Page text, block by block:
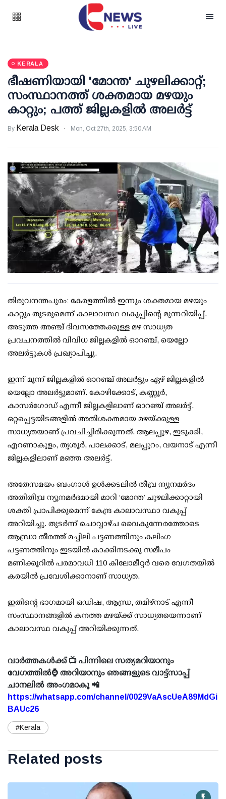
KERALA
ഭീഷണിയായി 'മോന്ത' ചുഴലിക്കാറ്റ്;
സംസ്ഥാനത്ത് ശക്തമായ മഴയും
കാറ്റും; പത്ത് ജില്ലകളിൽ അലര്‍ട്ട്
By Kerala Desk Mon, Oct 27th, 2025, 3:50 AM
തിരുവനന്തപുരം: കേരളത്തിൽ ഇന്നും ശക്തമായ മഴയും
കാറ്റും തുടരുമെന്ന് കാലാവസ്ഥ വകുപ്പിന്റെ മുന്നറിയിപ്പ്.
അടുത്ത അഞ്ച് ദിവസത്തേക്കുള്ള മഴ സാധ്യത
പ്രവചനത്തിൽ വിവിധ ജില്ലകളിൽ ഓറഞ്ച്, യെല്ലോ
അലർട്ടുകൾ പ്രഖ്യാപിച്ചു.
ഇന്ന് മൂന്ന് ജില്ലകളിൽ ഓറഞ്ച് അലർട്ടും ഏഴ് ജില്ലകളിൽ
യെല്ലോ അലർട്ടുമാണ്. കോഴിക്കോട്, കണ്ണൂർ,
കാസർഗോഡ് എന്നീ ജില്ലകളിലാണ് ഓറഞ്ച് അലർട്ട്.
ഒറ്റപ്പെട്ടയിടങ്ങളിൽ അതിശക്തമായ മഴയ്ക്കുള്ള
സാധ്യതയാണ് പ്രവചിച്ചിരിക്കുന്നത്. ആലപ്പുഴ, ഇടുക്കി,
എറണാകുളം, തൃശൂർ, പാലക്കാട്, മലപ്പുറം, വയനാട് എന്നീ
ജില്ലകളിലാണ് മഞ്ഞ അലർട്ട്.
അതേസമയം ബംഗാൾ ഉൾക്കടലിൽ തീവ്ര ന്യൂനമർദം
അതിതീവ്ര ന്യൂനമർദമായി മാറി ‘മോന്ത’ ചുഴലിക്കാറ്റായി
ശക്തി പ്രാപിക്കുമെന്ന് കേന്ദ്ര കാലാവസ്ഥാ വകുപ്പ്
അറിയിച്ചു. തുടർന്ന് ചൊവ്വാഴ്ച വൈകുന്നേരത്തോടെ
ആന്ധ്രാ തീരത്ത് മച്ചിലി പട്ടണത്തിനും കലിംഗ
പട്ടണത്തിനും ഇടയിൽ കാക്കിനടക്കു സമീപം
മണിക്കൂറിൽ പരമാവധി 110 കിലോമീറ്റർ വരെ വേഗതയിൽ
കരയിൽ പ്രവേശിക്കാനാണ് സാധ്യത.
ഇതിന്റെ ഭാ​ഗമായി ഒഡിഷ, ആന്ധ്ര, തമിഴ്നാട് എന്നീ
സംസ്ഥാനങ്ങളിൽ കനത്ത മഴയ്ക്ക് സാധ്യതയെന്നാണ്
കാലാവസ്ഥ വകുപ്പ് അറിയിക്കുന്നത്.
വാർത്തകൾക്ക് 📺 പിന്നിലെ സത്യമറിയാനും
വേഗത്തിൽ⌚ അറിയാനും ഞങ്ങളുടെ വാട്ട്സാപ്പ്
ചാനലിൽ അംഗമാകൂ 📲
https://whatsapp.com/channel/0029VaAscUeA89MdGi
BAUc26
#Kerala
Related posts